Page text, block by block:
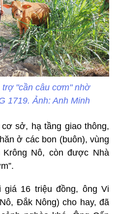
"cần câu cơm" nhờ
1719. Ảnh: Anh Minh
sở, hạ tầng giao thông,
ở các bon (buôn), vùng
Nô, còn được Nhà
16 triệu đồng, ông Vi
Đắk Nông) cho hay, đã